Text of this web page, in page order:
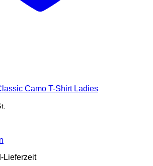
Camo T-Shirt Ladies
Lieferzeit